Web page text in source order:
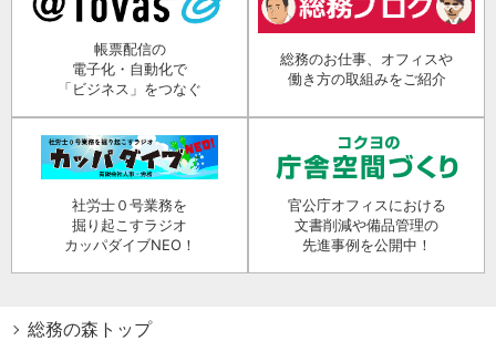
帳票配信の
電子化・自動化で
「ビジネス」をつなぐ
総務のお仕事、オフィスや
働き方の取組みをご紹介
社労士０号業務を
掘り起こすラジオ
カッパダイブNEO！
官公庁オフィスにおける
文書削減や備品管理の
先進事例を公開中！
総務の森トップ